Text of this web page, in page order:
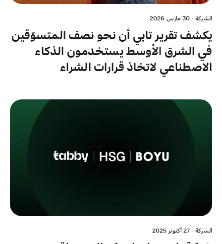
الشركة· 30 مارس 2026
يكشف تقرير تابي أن نحو نصف المتسوّقين
في الشرق الأوسط يستخدمون الذكاء
الاصطناعي لاتخاذ قرارات الشراء
الشركة· 27 أكتوبر 2025